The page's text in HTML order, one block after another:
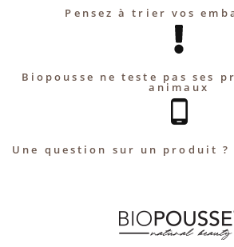
Pensez à trier vos
Biopousse ne teste pas ses
animaux
Une question sur un produit ?